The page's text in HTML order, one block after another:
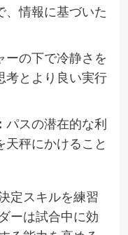
、情報に基づいた
ーの下で冷静さを
考とより良い実行
パスの潜在的な利
秤にかけること
定スキルを練習
ーは試合中に効